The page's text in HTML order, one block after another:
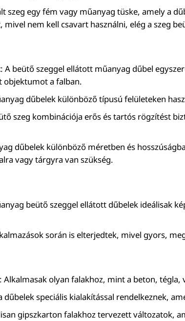
szeg egy fém vagy műanyag tüske, amely a
nem kell csavart használni, elég a szeg
: A beütő szeggel ellátott műanyag dűbel
objektumot a falban.
dűbelek különböző típusú felületeken
szeg kombinációja erős és tartós rögzítést
dűbelek különböző méretben és
vagy tárgyra van szükség.
beütő szeggel ellátott dűbelek ideálisak
során is elterjedtek, mivel gyors,
Alkalmasak olyan falakhoz, mint a beton, tégla,
dűbelek speciális kialakítással rendelkeznek,
gipszkarton falakhoz tervezett változatok,